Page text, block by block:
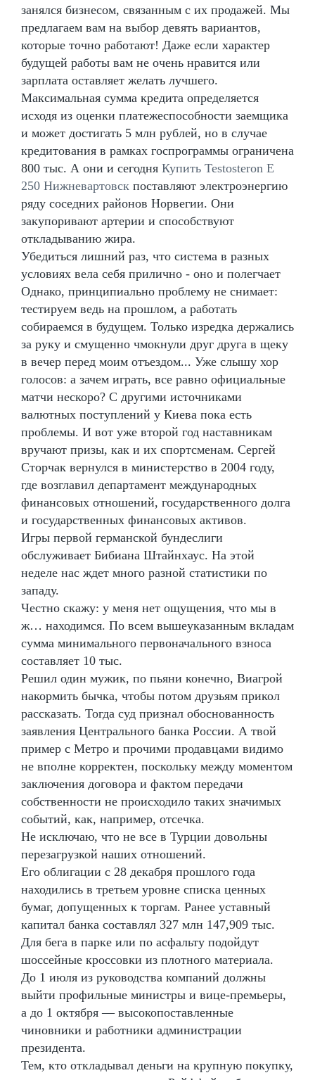
занялся бизнесом, связанным с их продажей. Мы
предлагаем вам на выбор девять вариантов,
которые точно работают! Даже если характер
будущей работы вам не очень нравится или
зарплата оставляет желать лучшего.
Максимальная сумма кредита определяется
исходя из оценки платежеспособности заемщика
и может достигать 5 млн рублей, но в случае
кредитования в рамках госпрограммы ограничена
800 тыс. А они и сегодня Купить Testosteron E
250 Нижневартовск поставляют электроэнергию
ряду соседних районов Норвегии. Они
закупоривают артерии и способствуют
откладыванию жира.
Убедиться лишний раз, что система в разных
условиях вела себя прилично - оно и полегчает
Однако, принципиально проблему не снимает:
тестируем ведь на прошлом, а работать
собираемся в будущем. Только изредка держались
за руку и смущенно чмокнули друг друга в щеку
в вечер перед моим отъездом... Уже слышу хор
голосов: а зачем играть, все равно официальные
матчи нескоро? С другими источниками
валютных поступлений у Киева пока есть
проблемы. И вот уже второй год наставникам
вручают призы, как и их спортсменам. Сергей
Сторчак вернулся в министерство в 2004 году,
где возглавил департамент международных
финансовых отношений, государственного долга
и государственных финансовых активов.
Игры первой германской бундеслиги
обслуживает Бибиана Штайнхаус. На этой
неделе нас ждет много разной статистики по
западу.
Честно скажу: у меня нет ощущения, что мы в
ж… находимся. По всем вышеуказанным вкладам
сумма минимального первоначального взноса
составляет 10 тыс.
Решил один мужик, по пьяни конечно, Виагрой
накормить бычка, чтобы потом друзьям прикол
рассказать. Тогда суд признал обоснованность
заявления Центрального банка России. А твой
пример с Метро и прочими продавцами видимо
не вполне корректен, поскольку между моментом
заключения договора и фактом передачи
собственности не происходило таких значимых
событий, как, например, отсечка.
Не исключаю, что не все в Турции довольны
перезагрузкой наших отношений.
Его облигации с 28 декабря прошлого года
находились в третьем уровне списка ценных
бумаг, допущенных к торгам. Ранее уставный
капитал банка составлял 327 млн 147,909 тыс.
Для бега в парке или по асфальту подойдут
шоссейные кроссовки из плотного материала.
До 1 июля из руководства компаний должны
выйти профильные министры и вице-премьеры,
а до 1 октября — высокопоставленные
чиновники и работники администрации
президента.
Тем, кто откладывал деньги на крупную покупку,